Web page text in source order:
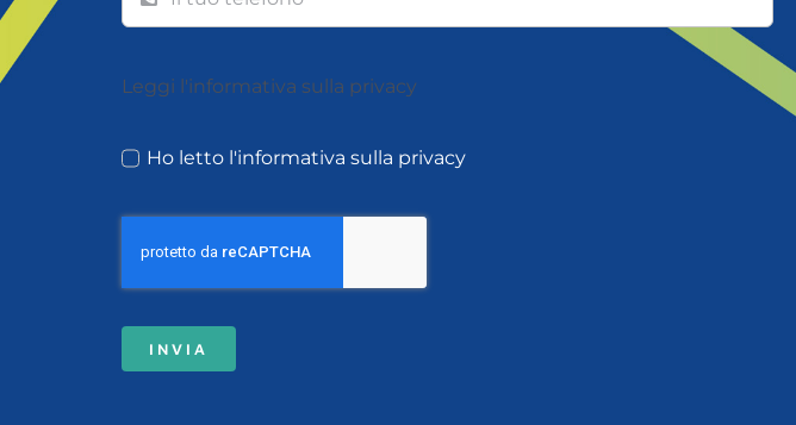
Leggi l'informativa sulla privacy
Ho letto l'informativa sulla privacy
INVIA